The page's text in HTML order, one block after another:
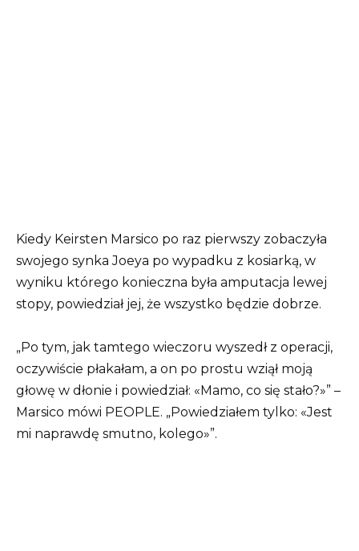
Kiedy Keirsten Marsico po raz pierwszy zobaczyła
swojego synka Joeya po wypadku z kosiarką, w
wyniku którego konieczna była amputacja lewej
stopy, powiedział jej, że wszystko będzie dobrze.
„Po tym, jak tamtego wieczoru wyszedł z operacji,
oczywiście płakałam, a on po prostu wziął moją
głowę w dłonie i powiedział: «Mamo, co się stało?»” –
Marsico mówi PEOPLE. „Powiedziałem tylko: «Jest
mi naprawdę smutno, kolego»”.